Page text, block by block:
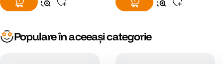
Populare în aceeași categorie